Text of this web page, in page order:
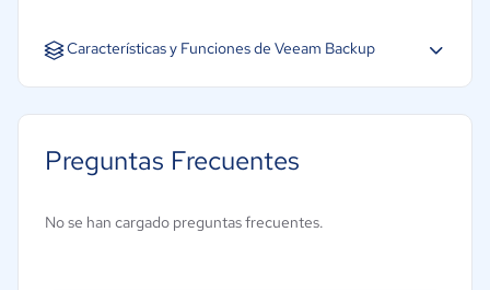
Características y Funciones de Veeam Backup
Compresión
Preguntas Frecuentes
No se han cargado preguntas frecuentes.